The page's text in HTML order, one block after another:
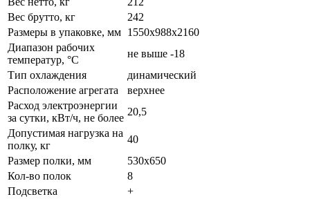
Вес брутто, кг
242
Размеры в упаковке, мм 1550х988х2160
Диапазон рабочих
температур, °C
не выше -18
Тип охлаждения
динамический
Расположение агрегата
верхнее
Расход электроэнергии
за сутки, кВт/ч, не более
20,5
Допустимая нагрузка на
полку, кг
40
Размер полки, мм
530x650
Кол-во полок
8
Подсветка
+